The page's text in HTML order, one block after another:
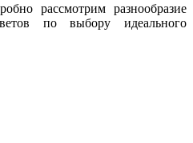
рассмотрим разнообразие
по выбору идеального